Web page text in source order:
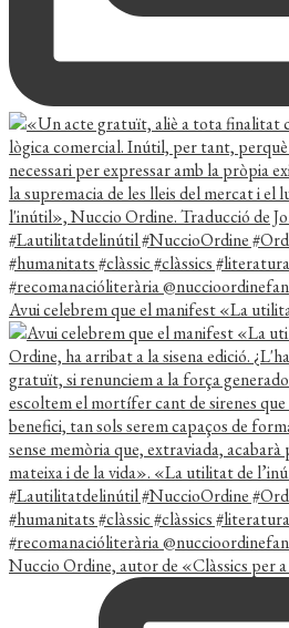
Avui celebrem que el manifest «La
Nuccio Ordine, autor de «Clàssics per